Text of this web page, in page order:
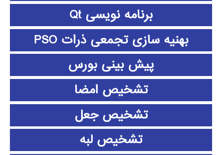
برنامه نویسی Qt
بهنیه سازی تجمعی ذرات PSO
پیش بینی بورس
تشخیص امضا
تشخیص جعل
تشخیص لبه